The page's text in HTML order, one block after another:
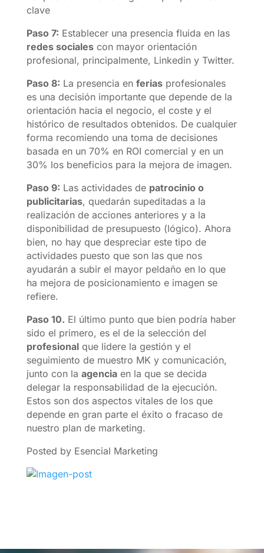
clave
Paso 7: Establecer una presencia fluida en las
redes socialescon mayor orientación
profesional, principalmente, Linkedin y Twitter.
Paso 8: La presencia en feriasprofesionales
es una decisión importante que depende de la
orientación hacia el negocio, el coste y el
histórico de resultados obtenidos. De cualquier
forma recomiendo una toma de decisiones
basada en un 70% en ROI comercial y en un
30% los beneficios para la mejora de imagen.
Paso 9: Las actividades de patrocinio o
publicitarias, quedarán supeditadas a la
realización de acciones anteriores y a la
disponibilidad de presupuesto (lógico). Ahora
bien, no hay que despreciar este tipo de
actividades puesto que son las que nos
ayudarán a subir el mayor peldaño en lo que
ha mejora de posicionamiento e imagen se
refiere.
Paso 10. El último punto que bien podría haber
sido el primero, es el de la selección del
profesionalque lidere la gestión y el
seguimiento de muestro MK y comunicación,
junto con la agenciaen la que se decida
delegar la responsabilidad de la ejecución.
Estos son dos aspectos vitales de los que
depende en gran parte el éxito o fracaso de
nuestro plan de marketing.
Posted by Esencial Marketing